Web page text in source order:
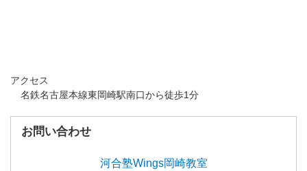
アクセス
名鉄名古屋本線東岡崎駅南口から徒歩1分
お問い合わせ
河合塾Wings岡崎教室